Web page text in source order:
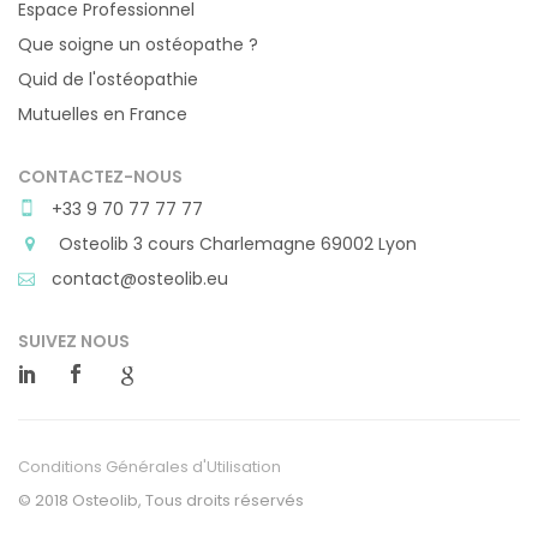
Espace Professionnel
Que soigne un ostéopathe ?
Quid de l'ostéopathie
Mutuelles en France
CONTACTEZ-NOUS
+33 9 70 77 77 77
Osteolib 3 cours Charlemagne 69002 Lyon
contact@osteolib.eu
SUIVEZ NOUS
Conditions Générales d'Utilisation
© 2018 Osteolib, Tous droits réservés